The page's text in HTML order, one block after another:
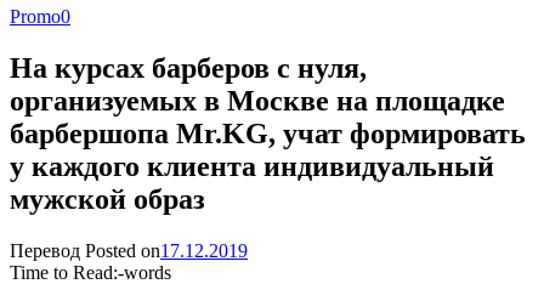
Promo0
На курсах барберов с нуля,
организуемых в Москве на площадке
барбершопа Mr.KG, учат формировать
у каждого клиента индивидуальный
мужской образ
Перевод Posted on17.12.2019
Time to Read:-words